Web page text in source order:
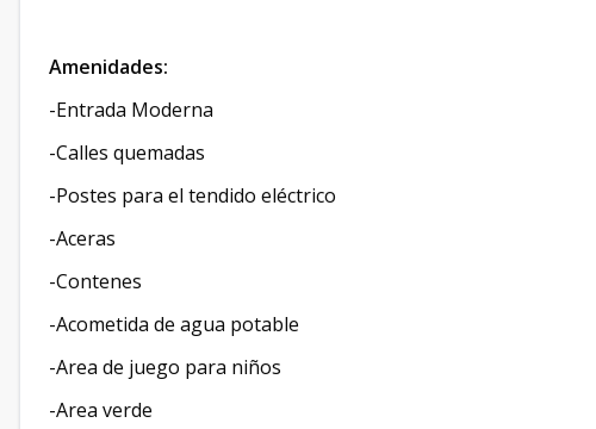
Amenidades:
-Entrada Moderna
-Calles quemadas
-Postes para el tendido eléctrico
-Aceras
-Contenes
-Acometida de agua potable
-Area de juego para niños
-Area verde